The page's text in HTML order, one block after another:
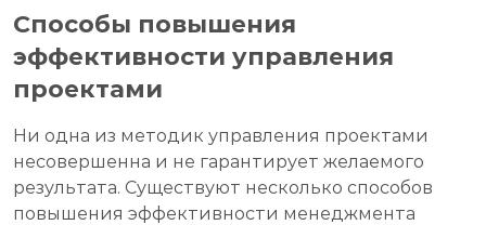
Способы повышения
эффективности управления
проектами
Ни одна из методик управления проектами
несовершенна и не гарантирует желаемого
результата. Существуют несколько способов
повышения эффективности менеджмента